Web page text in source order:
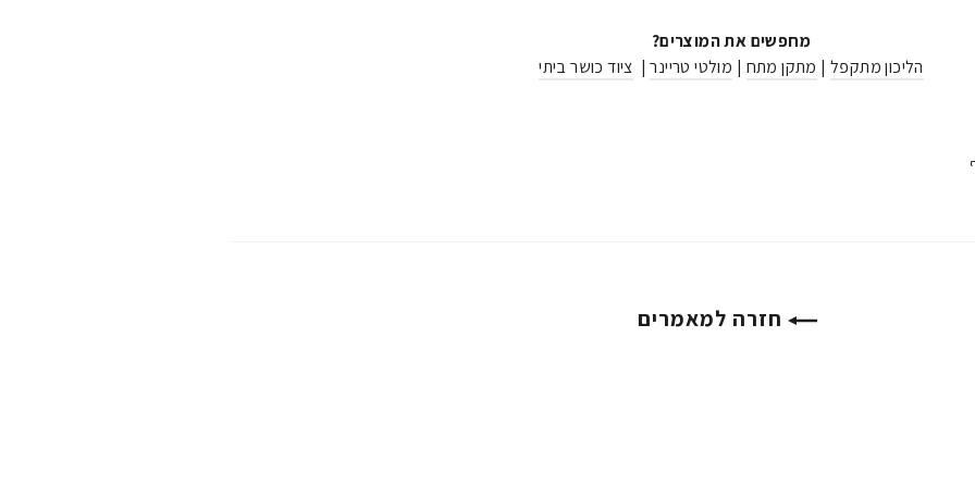
מחפשים את המוצרים?
הליכון מתקפל | מתקן מתח | מולטי טריינר| ציוד כושר ביתי
חזרה למאמרים